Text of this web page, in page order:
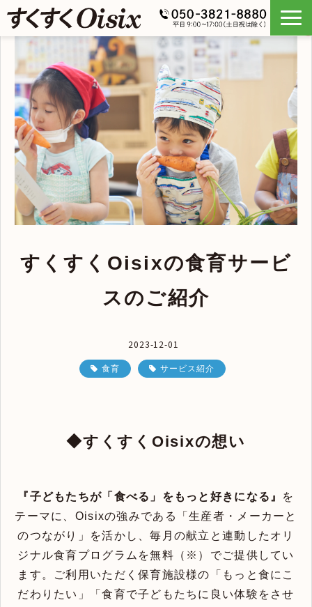
すくすくOisixの食育サービ
スのご紹介
2023-12-01
食育 サービス紹介
◆すくすくOisixの想い
『子どもたちが「食べる」をもっと好きになる』 を
テーマに、Oisixの強みである「生産者・メーカーと
のつながり」を活かし、毎月の献立と連動したオリ
ジナル食育プログラムを無料（※）でご提供してい
ます。ご利用いただく保育施設様の「もっと食にこ
だわりたい」「食育で子どもたちに良い体験をさせ